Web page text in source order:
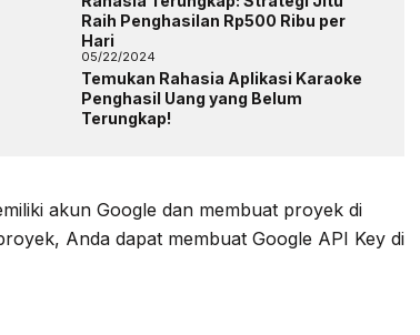
Raih Penghasilan Rp500 Ribu per
Hari
05/22/2024
Temukan Rahasia Aplikasi Karaoke
Penghasil Uang yang Belum
Terungkap!
akun Google dan membuat proyek di
Anda dapat membuat Google API Key di